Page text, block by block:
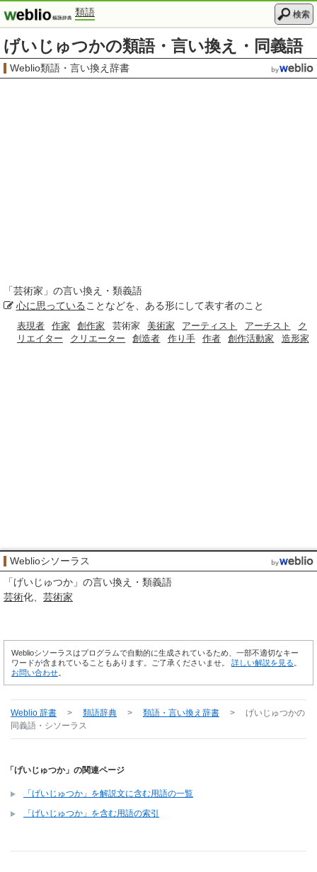
類語 検索
げいじゅつかの類語・言い換え・同義語
Weblio類語・言い換え辞書
「芸術家 」の言い換え・類義語
心に思っている ことなどを、ある形にして表す者のこと
表現者 作家 創作家 芸術家 美術家 アーティスト アーチスト
ク
リエイター
クリエーター 創造者 作り手 作者 創作活動家 造形家
Weblioシソーラス
「げいじゅつか 」の言い換え・類義語
芸術化 芸術家
Weblioシソーラスはプログラムで自動的に生成されているため、一部不適切なキー
ワードが含まれていることもあります。ご了承くださいませ。 詳しい解説を見る。
お問い合わせ。
Weblio 辞書 > 類語辞典 > 類語・言い換え辞書 > げいじゅつかの
同義語・シソーラス
「げいじゅつか」の関連ページ
「げいじゅつか」を解説文に含む用語の一覧
「げいじゅつか」を含む用語の索引